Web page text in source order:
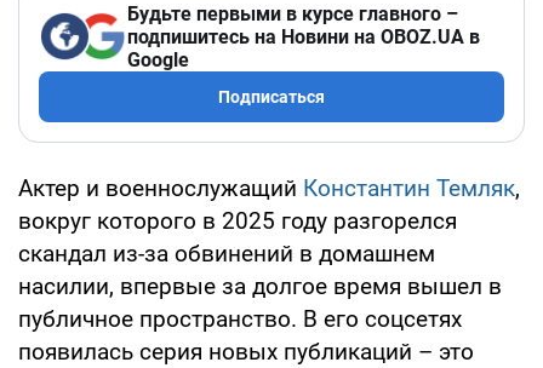
Будьте первыми в курсе главного –
подпишитесь на Новини на OBOZ.UA в
Google
Подписаться
Актер и военнослужащий Константин Темляк,
вокруг которого в 2025 году разгорелся
скандал из-за обвинений в домашнем
насилии, впервые за долгое время вышел в
публичное пространство. В его соцсетях
появилась серия новых публикаций – это